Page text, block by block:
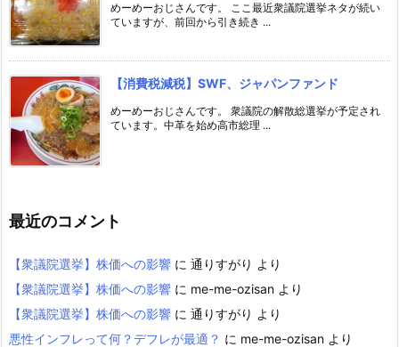
めーめーおじさんです。 ここ最近衆議院選挙ネタが続い
ていますが、前回から引き続き ...
【消費税減税】SWF、ジャパンファンド
めーめーおじさんです。 衆議院の解散総選挙が予定され
ています。中革を始め高市総理 ...
最近のコメント
【衆議院選挙】株価への影響 に 通りすがり より
【衆議院選挙】株価への影響 に me-me-ozisan より
【衆議院選挙】株価への影響 に 通りすがり より
悪性インフレって何？デフレが最適？ に me-me-ozisan より